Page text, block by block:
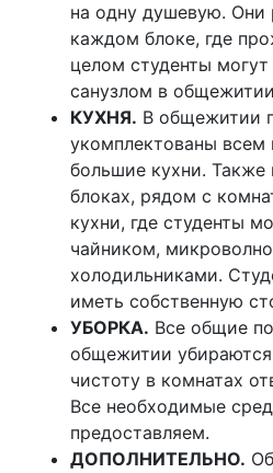
на одну душевую. Они
каждом блоке, где
целом студенты
санузлом в
КУХНЯ. В общежитии
укомплектованы
большие кухни.
блоках, рядом с
кухни, где студенты
чайником,
холодильниками.
иметь собственную
УБОРКА. Все общие
общежитии
чистоту в комнатах
Все необходимые
предоставляем.
ДОПОЛНИТЕЛЬНО.